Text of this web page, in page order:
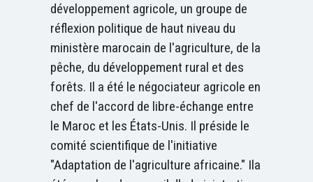
développement agricole, un groupe de
réflexion politique de haut niveau du
ministère marocain de l'agriculture, de la
pêche, du développement rural et des
forêts. Il a été le négociateur agricole en
chef de l'accord de libre-échange entre
le Maroc et les États-Unis. Il préside le
comité scientifique de l'initiative
"Adaptation de l'agriculture africaine." Ila